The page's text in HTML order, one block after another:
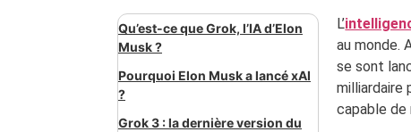
Qu’est-ce que Grok, l’IA d’Elon
Musk ?
Pourquoi Elon Musk a lancé xAI
?
Grok 3 : la dernière version du
L’
au monde.
se sont
milliardaire
capable de